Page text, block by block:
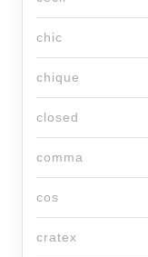
chic
chique
closed
comma
cos
cratex